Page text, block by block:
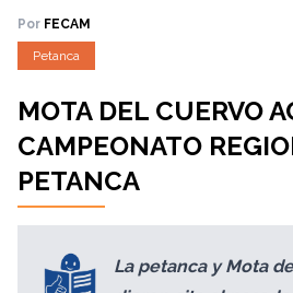
Por FECAM
Petanca
MOTA DEL CUERVO
CAMPEONATO
PETANCA
La petanca y Mota